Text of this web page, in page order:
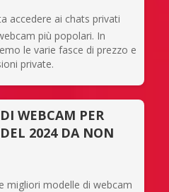
accedere ai chats privati
più popolari. In
le varie fasce di prezzo e
private.
WEBCAM PER
2024 DA NON
migliori modelle di webcam